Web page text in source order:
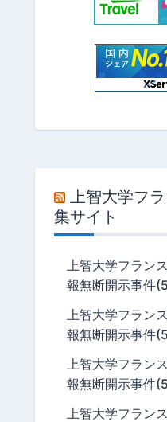
上智大学フ
集サイト
上智大学フラン
報無断開示事件
上智大学フラン
報無断開示事件
上智大学フラン
報無断開示事件
上智大学フラン